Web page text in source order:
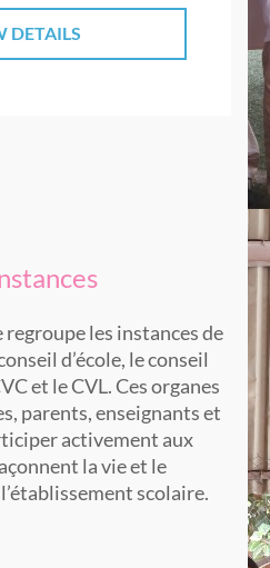
DETAILS
les instances de
d’école, le conseil
et le CVL. Ces organes
parents, enseignants et
activement aux
la vie et le
scolaire.